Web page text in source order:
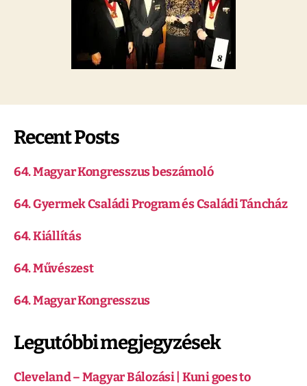
Recent Posts
64. Magyar Kongresszus beszámoló
64. Gyermek Családi Program és Családi Táncház
64. Kiállítás
64. Művészest
64. Magyar Kongresszus
Legutóbbi megjegyzések
Cleveland – Magyar Bálozási | Kuni goes to